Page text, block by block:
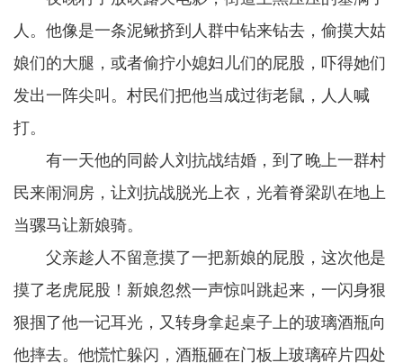
人。他像是一条泥鳅挤到人群中钻来钻去，偷摸大姑
娘们的大腿，或者偷拧小媳妇儿们的屁股，吓得她们
发出一阵尖叫。村民们把他当成过街老鼠，人人喊
打。
有一天他的同龄人刘抗战结婚，到了晚上一群村
民来闹洞房，让刘抗战脱光上衣，光着脊梁趴在地上
当骡马让新娘骑。
父亲趁人不留意摸了一把新娘的屁股，这次他是
摸了老虎屁股！新娘忽然一声惊叫跳起来，一闪身狠
狠掴了他一记耳光，又转身拿起桌子上的玻璃酒瓶向
他摔去。他慌忙躲闪，酒瓶砸在门板上玻璃碎片四处